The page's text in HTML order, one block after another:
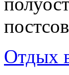
Отдых